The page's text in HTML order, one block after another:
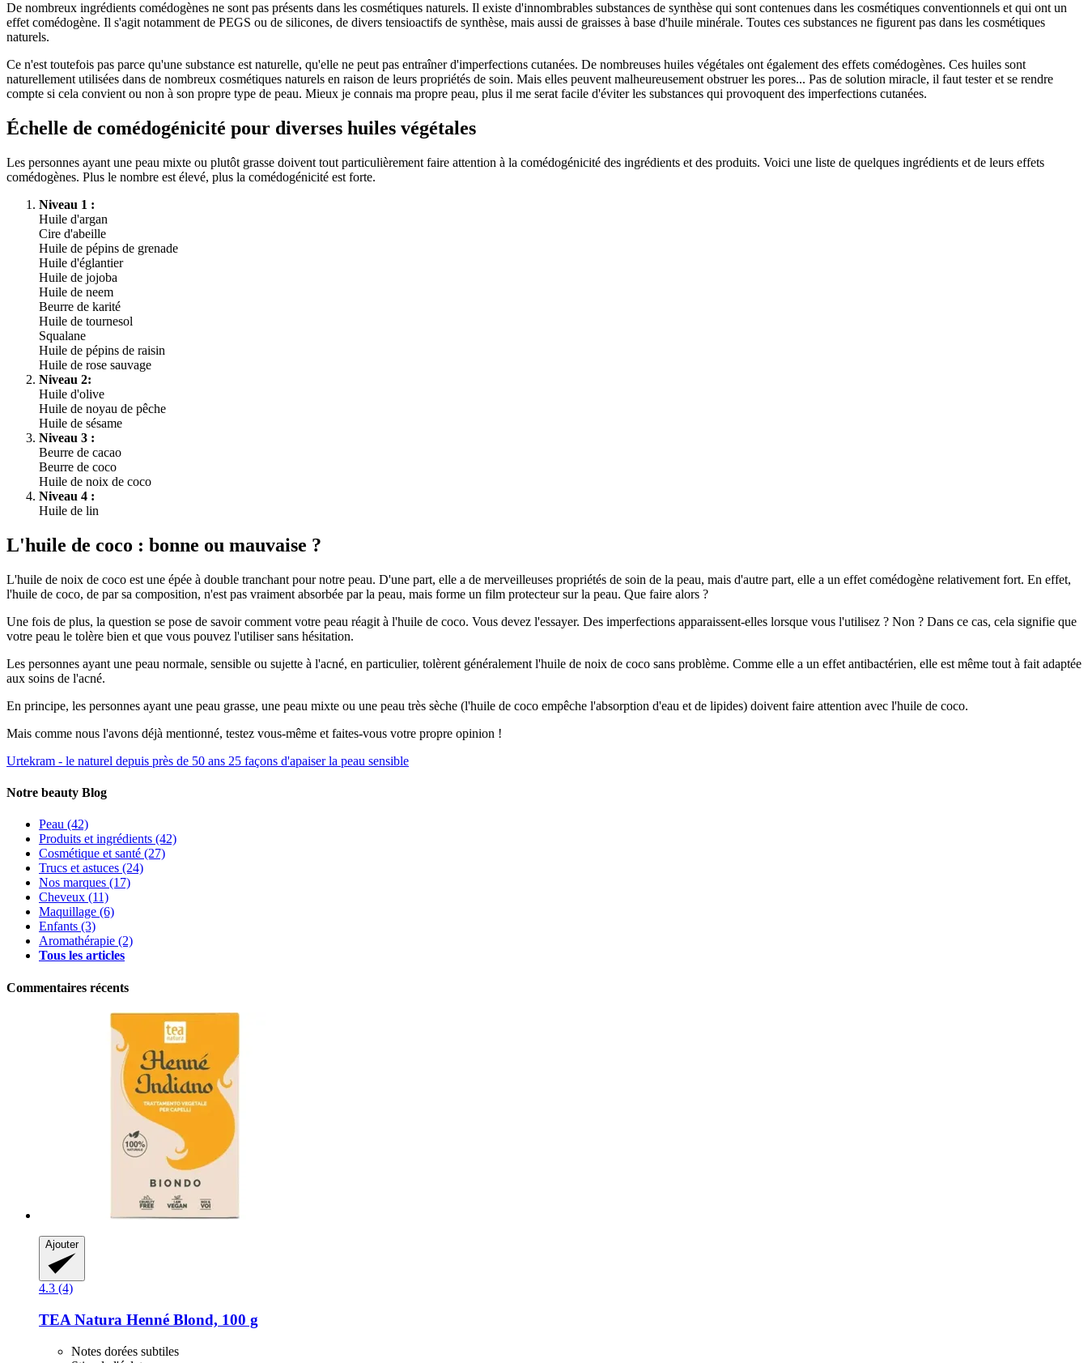
De nombreux ingrédients comédogènes ne sont pas présents dans les cosmétiques naturels. Il existe d'innombrables substances de synthèse qui sont contenues dans les cosmétiques conventionnels et qui ont un
effet comédogène. Il s'agit notamment de PEGS ou de silicones, de divers tensioactifs de synthèse, mais aussi de graisses à base d'huile minérale. Toutes ces substances ne figurent pas dans les cosmétiques
naturels.
Ce n'est toutefois pas parce qu'une substance est naturelle, qu'elle ne peut pas entraîner d'imperfections cutanées. De nombreuses huiles végétales ont également des effets comédogènes. Ces huiles sont
naturellement utilisées dans de nombreux cosmétiques naturels en raison de leurs propriétés de soin. Mais elles peuvent malheureusement obstruer les pores... Pas de solution miracle, il faut tester et se rendre
compte si cela convient ou non à son propre type de peau. Mieux je connais ma propre peau, plus il me serat facile d'éviter les substances qui provoquent des imperfections cutanées.
Échelle de comédogénicité pour diverses huiles végétales
Les personnes ayant une peau mixte ou plutôt grasse doivent tout particulièrement faire attention à la comédogénicité des ingrédients et des produits. Voici une liste de quelques ingrédients et de leurs effets
comédogènes. Plus le nombre est élevé, plus la comédogénicité est forte.
Niveau 1 :
Huile d'argan
Cire d'abeille
Huile de pépins de grenade
Huile d'églantier
Huile de jojoba
Huile de neem
Beurre de karité
Huile de tournesol
Squalane
Huile de pépins de raisin
Huile de rose sauvage
Niveau 2:
Huile d'olive
Huile de noyau de pêche
Huile de sésame
Niveau 3 :
Beurre de cacao
Beurre de coco
Huile de noix de coco
Niveau 4 :
Huile de lin
L'huile de coco : bonne ou mauvaise ?
L'huile de noix de coco est une épée à double tranchant pour notre peau. D'une part, elle a de merveilleuses propriétés de soin de la peau, mais d'autre part, elle a un effet comédogène relativement fort. En effet,
l'huile de coco, de par sa composition, n'est pas vraiment absorbée par la peau, mais forme un film protecteur sur la peau. Que faire alors ?
Une fois de plus, la question se pose de savoir comment votre peau réagit à l'huile de coco. Vous devez l'essayer. Des imperfections apparaissent-elles lorsque vous l'utilisez ? Non ? Dans ce cas, cela signifie que
votre peau le tolère bien et que vous pouvez l'utiliser sans hésitation.
Les personnes ayant une peau normale, sensible ou sujette à l'acné, en particulier, tolèrent généralement l'huile de noix de coco sans problème. Comme elle a un effet antibactérien, elle est même tout à fait adaptée
aux soins de l'acné.
En principe, les personnes ayant une peau grasse, une peau mixte ou une peau très sèche (l'huile de coco empêche l'absorption d'eau et de lipides) doivent faire attention avec l'huile de coco.
Mais comme nous l'avons déjà mentionné, testez vous-même et faites-vous votre propre opinion !
Urtekram - le naturel depuis près de 50 ans 25 façons d'apaiser la peau sensible
Notre beauty Blog
Peau (42)
Produits et ingrédients (42)
Cosmétique et santé (27)
Trucs et astuces (24)
Nos marques (17)
Cheveux (11)
Maquillage (6)
Enfants (3)
Aromathérapie (2)
Tous les articles
Commentaires récents
Ajouter
4.3 (4)
TEA Natura Henné Blond, 100 g
Notes dorées subtiles